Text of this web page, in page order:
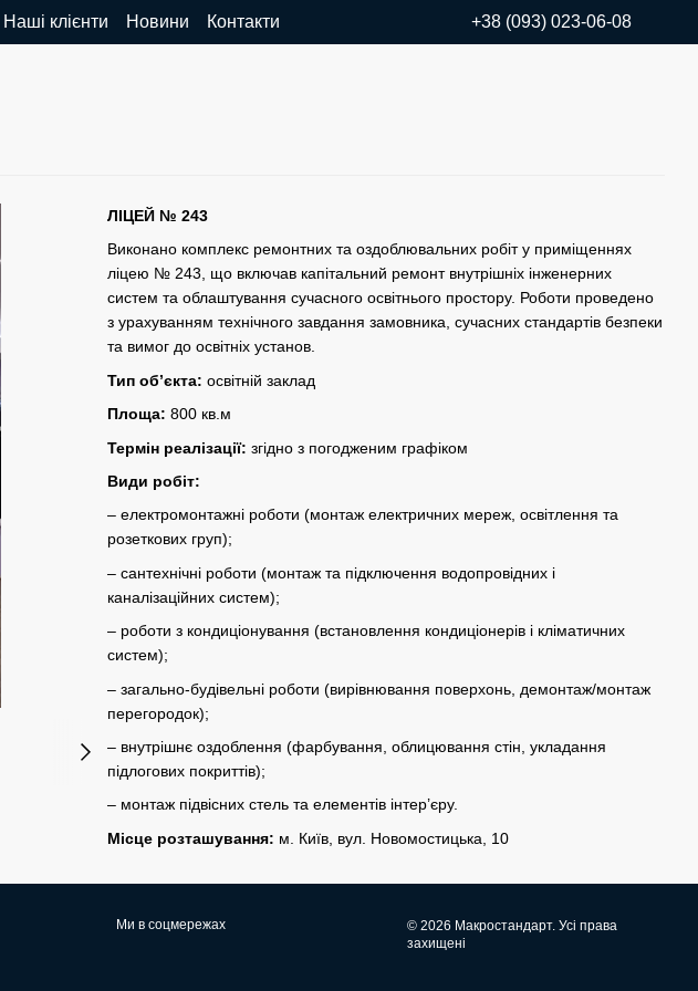
Наші клієнти Новини Контакти +38 (093) 023-06-08
ЛІЦЕЙ № 243
Виконано комплекс ремонтних та оздоблювальних робіт у приміщеннях
ліцею № 243, що включав капітальний ремонт внутрішніх інженерних
систем та облаштування сучасного освітнього простору. Роботи проведено
з урахуванням технічного завдання замовника, сучасних стандартів безпеки
та вимог до освітніх установ.
Тип об’єкта: освітній заклад
Площа: 800 кв.м
Термін реалізації: згідно з погодженим графіком
Види робіт:
– електромонтажні роботи (монтаж електричних мереж, освітлення та
розеткових груп);
– сантехнічні роботи (монтаж та підключення водопровідних і
каналізаційних систем);
– роботи з кондиціонування (встановлення кондиціонерів і кліматичних
систем);
– загально-будівельні роботи (вирівнювання поверхонь, демонтаж/монтаж
перегородок);
– внутрішнє оздоблення (фарбування, облицювання стін, укладання
підлогових покриттів);
– монтаж підвісних стель та елементів інтер’єру.
Місце розташування: м. Київ, вул. Новомостицька, 10
Ми в соцмережах
© 2026 Макростандарт. Усі права
захищені